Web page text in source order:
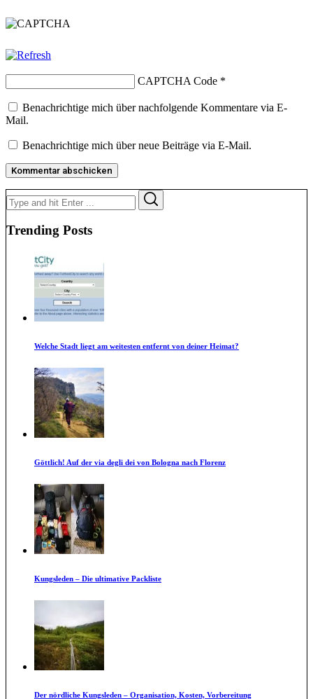
CAPTCHA Code *
Benachrichtige mich über nachfolgende Kommentare via E-
Mail.
Benachrichtige mich über neue Beiträge via E-Mail.
Search
for:
Trending Posts
Welche Stadt liegt am weitesten entfernt von deiner Heimat?
Göttlich! Auf der via degli dei von Bologna nach Florenz
Kungsleden – Die ultimative Packliste
Der nördliche Kungsleden – Organisation, Kosten, Vorbereitung